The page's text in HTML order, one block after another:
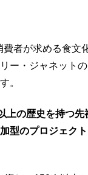
費者が求める食文
ー・ジャネット
。
上の歴史を持つ
型のプロジェク